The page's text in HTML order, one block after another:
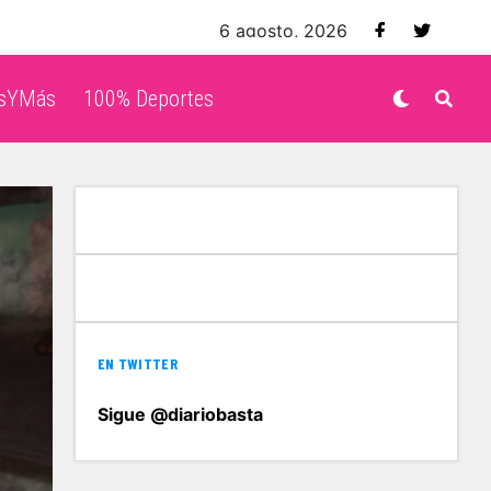
6 agosto, 2026
100% Deportes
EN TWITTER
Sigue @diariobasta